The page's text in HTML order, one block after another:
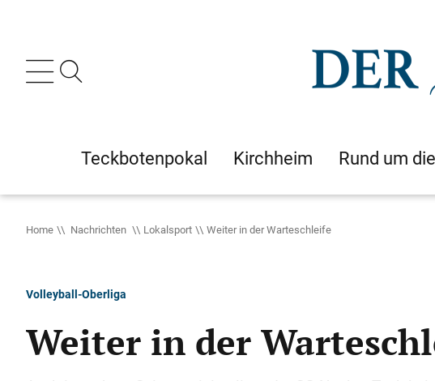
Teckbotenpokal Kirchheim Rund um
Home Nachrichten Lokalsport Weiter in der Warteschleife
Volleyball-Oberliga
Weiter in der